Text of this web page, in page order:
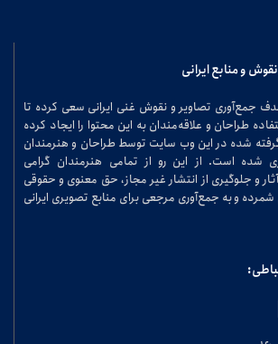
و منابع ایرانی
جمع‌آوری تصاویر و نقوش غنی ایرانی سعی کرده تا
طراحان و علاقه‌مندان به این محتوا را ایجاد کرده
گرفته شده در این وب سایت توسط طراحان و هنرمندان
شده است. از این رو از تمامی هنرمندان گرامی
و جلوگیری از انتشار غیر مجاز، حق معنوی و حقوقی
شمرده و به جمع‌آوری مرجعی برای منابع تصویری ایرانی